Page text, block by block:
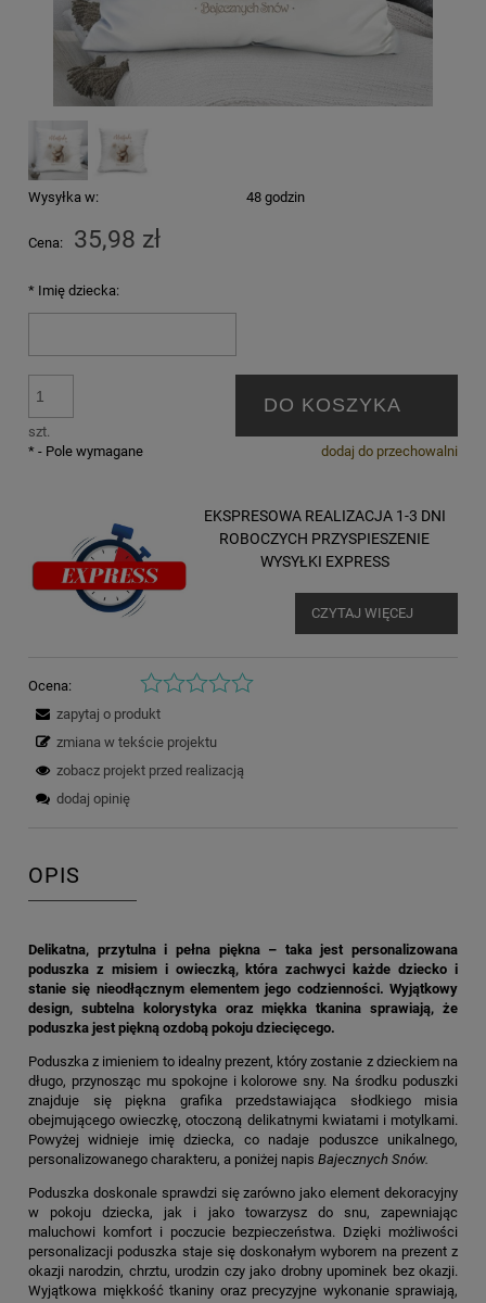
Wysyłka w: 48 godzin
Cena: 35,98 zł
* Imię dziecka:
szt.
DO KOSZYKA
dodaj do przechowalni
* - Pole wymagane
EKSPRESOWA REALIZACJA 1-3 DNI
ROBOCZYCH PRZYSPIESZENIE
WYSYŁKI EXPRESS
CZYTAJ WIĘCEJ
Ocena:
zapytaj o produkt
zmiana w tekście projektu
zobacz projekt przed realizacją
dodaj opinię
OPIS
Delikatna, przytulna i pełna piękna – taka jest personalizowana
poduszka z misiem i owieczką, która zachwyci każde dziecko i
stanie się nieodłącznym elementem jego codzienności. Wyjątkowy
design, subtelna kolorystyka oraz miękka tkanina sprawiają, że
poduszka jest piękną ozdobą pokoju dziecięcego.
Poduszka z imieniem to idealny prezent, który zostanie z dzieckiem na
długo, przynosząc mu spokojne i kolorowe sny. Na środku poduszki
znajduje się piękna grafika przedstawiająca słodkiego misia
obejmującego owieczkę, otoczoną delikatnymi kwiatami i motylkami.
Powyżej widnieje imię dziecka, co nadaje poduszce unikalnego,
personalizowanego charakteru, a poniżej napis Bajecznych Snów.
Poduszka doskonale sprawdzi się zarówno jako element dekoracyjny
w pokoju dziecka, jak i jako towarzysz do snu, zapewniając
maluchowi komfort i poczucie bezpieczeństwa. Dzięki możliwości
personalizacji poduszka staje się doskonałym wyborem na prezent z
okazji narodzin, chrztu, urodzin czy jako drobny upominek bez okazji.
Wyjątkowa miękkość tkaniny oraz precyzyjne wykonanie sprawiają,